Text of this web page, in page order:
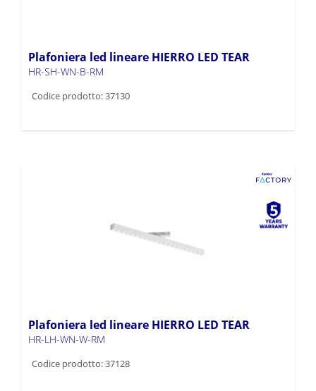
Plafoniera led lineare HIERRO LED TEAR
HR-SH-WN-B-RM
Codice prodotto: 37130
Plafoniera led lineare HIERRO LED TEAR
HR-LH-WN-W-RM
Codice prodotto: 37128